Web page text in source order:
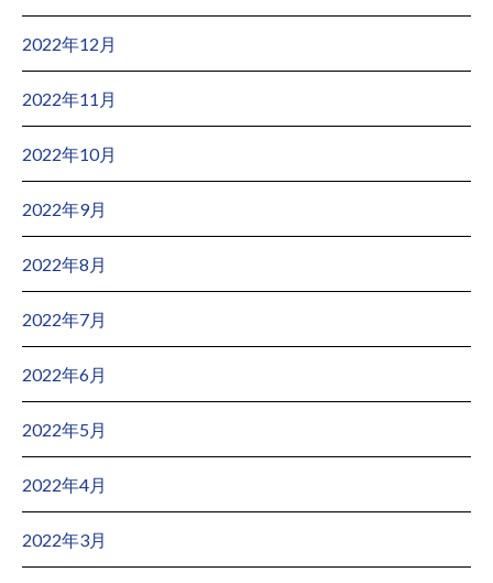
2022年12月
2022年11月
2022年10月
2022年9月
2022年8月
2022年7月
2022年6月
2022年5月
2022年4月
2022年3月